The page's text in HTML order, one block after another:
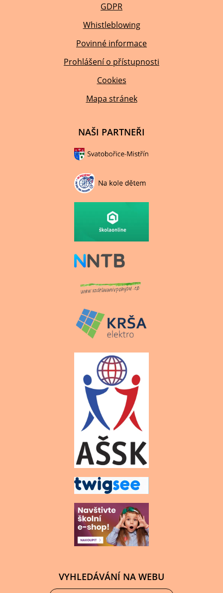
GDPR
Whistleblowing
Povinné informace
Prohlášení o přístupnosti
Cookies
Mapa stránek
NAŠI PARTNEŘI
VYHLEDÁVÁNÍ NA WEBU